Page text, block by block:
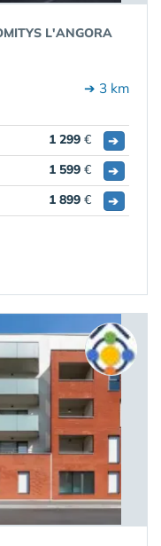
L'ANGORA
➔ 3 km
1 299 €
➔
1 599 €
➔
1 899 € ➔